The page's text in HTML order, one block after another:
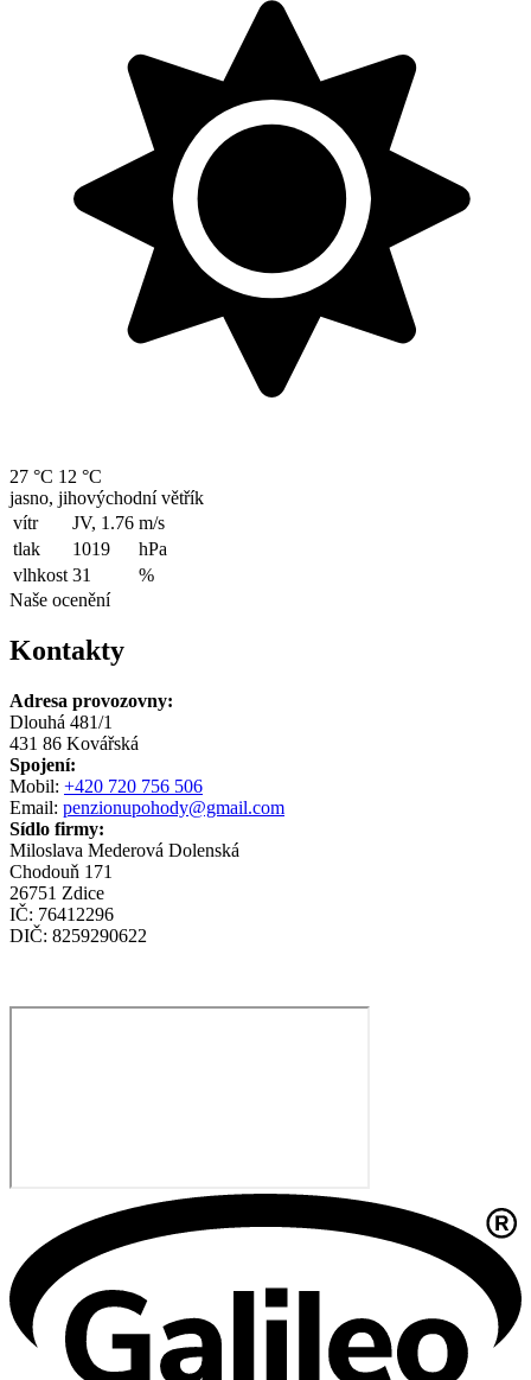
27 °C 12 °C
jasno, jihovýchodní větřík
vítr
JV, 1.76 m/s
tlak
1019
hPa
vlhkost 31
%
Naše ocenění
Kontakty
Adresa provozovny:
Dlouhá 481/1
431 86 Kovářská
Spojení:
Mobil: +420 720 756 506
Email: penzionupohody@gmail.com
Sídlo firmy:
Miloslava Mederová Dolenská
Chodouň 171
26751 Zdice
IČ: 76412296
DIČ: 8259290622